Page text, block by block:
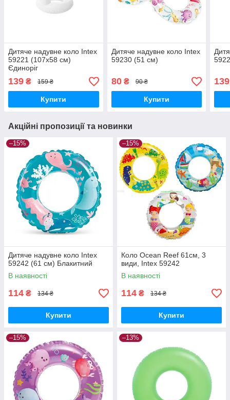
Дитяче надувне коло Intex
59221 (107х58 см)
Єдиноріг
139 ₴ 159 ₴
Купити
Дитяче надувне коло Intex
59230 (51 см)
80₴ 90 ₴
Купити
139
Акційні пропозиції та новинки
–15%
Дитяче надувне коло Intex
59242 (61 см) Блакитний
В наявності
114 ₴ 134 ₴
Купити
–15%
Коло Ocean Reef 61см, 3
види, Intex 59242
В наявності
114 ₴ 134 ₴
Купити
–15% –13%